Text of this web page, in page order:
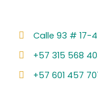
Calle 93 # 17-
+57 315 568
+57 601 457